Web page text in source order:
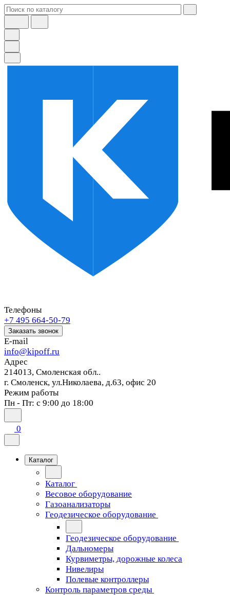
Телефоны
+7 495 664-50-79
Заказать звонок
E-mail
info@kipoff.ru
Адрес
214013, Смоленская обл..
г. Смоленск, ул.Николаева, д.63, офис 20
Режим работы
Пн - Пт: с 9:00 до 18:00
0
Каталог
Каталог
Весовое оборудование
Газоанализаторы
Геодезическое оборудование
Геодезическое оборудование
Дальномеры
Курвиметры, дорожные колеса
Нивелиры
Полевые контроллеры
Контроль параметров среды